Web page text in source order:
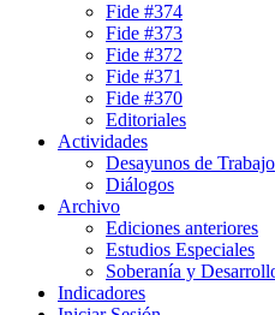
Fide #374
Fide #373
Fide #372
Fide #371
Fide #370
Editoriales
Actividades
Desayunos de Trabajo
Diálogos
Archivo
Ediciones anteriores
Estudios Especiales
Soberanía y
Indicadores